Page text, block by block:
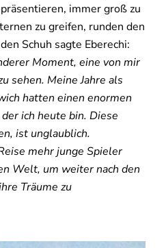
immer groß zu
zu greifen, runden den
Schuh sagte Eberechi:
Moment, eine von mir
sehen. Meine Jahre als
hatten einen enormen
ich heute bin. Diese
ist unglaublich.
mehr junge Spieler
Welt, um weiter nach den
Träume zu